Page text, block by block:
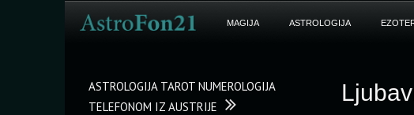
MAGIJA ASTROLOGIJA
ASTROLOGIJA TAROT NUMEROLOGIJA
TELEFONOM IZ AUSTRIJE